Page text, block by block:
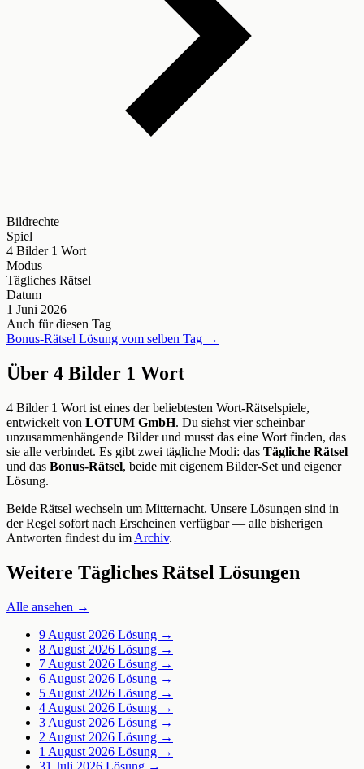
Bildrechte
Spiel
4 Bilder 1 Wort
Modus
Tägliches Rätsel
Datum
1 Juni 2026
Auch für diesen Tag
Bonus-Rätsel Lösung vom selben Tag →
Über 4 Bilder 1 Wort
4 Bilder 1 Wort ist eines der beliebtesten Wort-Rätselspiele,
entwickelt von LOTUM GmbH. Du siehst vier scheinbar
unzusammenhängende Bilder und musst das eine Wort finden, das
sie alle verbindet. Es gibt zwei tägliche Modi: das Tägliche Rätsel
und das Bonus-Rätsel, beide mit eigenem Bilder-Set und eigener
Lösung.
Beide Rätsel wechseln um Mitternacht. Unsere Lösungen sind in
der Regel sofort nach Erscheinen verfügbar — alle bisherigen
Antworten findest du im Archiv.
Weitere Tägliches Rätsel Lösungen
Alle ansehen →
9 August 2026 Lösung →
8 August 2026 Lösung →
7 August 2026 Lösung →
6 August 2026 Lösung →
5 August 2026 Lösung →
4 August 2026 Lösung →
3 August 2026 Lösung →
2 August 2026 Lösung →
1 August 2026 Lösung →
31 Juli 2026 Lösung →